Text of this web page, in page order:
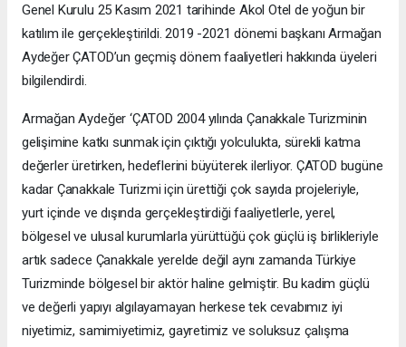
Genel Kurulu 25 Kasım 2021 tarihinde Akol Otel de yoğun bir
katılım ile gerçekleştirildi. 2019 -2021 dönemi başkanı Armağan
Aydeğer ÇATOD’un geçmiş dönem faaliyetleri hakkında üyeleri
bilgilendirdi.
Armağan Aydeğer ‘ÇATOD 2004 yılında Çanakkale Turizminin
gelişimine katkı sunmak için çıktığı yolculukta, sürekli katma
değerler üretirken, hedeflerini büyüterek ilerliyor. ÇATOD bugüne
kadar Çanakkale Turizmi için ürettiği çok sayıda projeleriyle,
yurt içinde ve dışında gerçekleştirdiği faaliyetlerle, yerel,
bölgesel ve ulusal kurumlarla yürüttüğü çok güçlü iş birlikleriyle
artık sadece Çanakkale yerelde değil aynı zamanda Türkiye
Turizminde bölgesel bir aktör haline gelmiştir. Bu kadim güçlü
ve değerli yapıyı algılayamayan herkese tek cevabımız iyi
niyetimiz, samimiyetimiz, gayretimiz ve soluksuz çalışma